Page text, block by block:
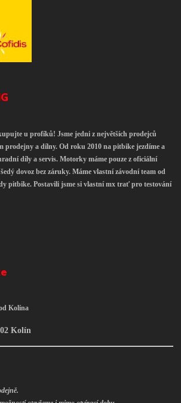
u profíků! Jsme jedni z největších prodejců
prodejny a dílny. Od roku 2010 na pitbike jezdíme a
díly a servis. Motorky máme pouze z oficiální
dovoz bez záruky. Máme vlastní závodní team od
pitbike. Postavili jsme si vlastní mx trať pro testování
Kolína
Kolín